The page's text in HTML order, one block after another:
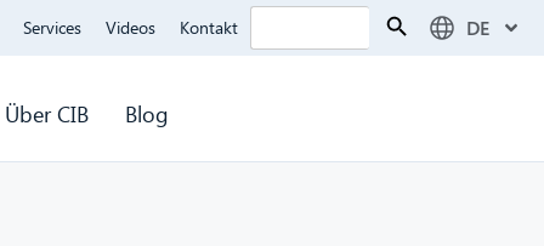
Services Videos Kontakt Search DE
Über CIB Blog